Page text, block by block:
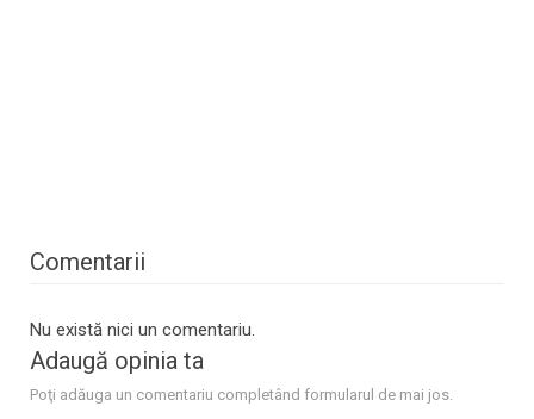
Comentarii
Nu există nici un comentariu.
Adaugă opinia ta
Poţi adăuga un comentariu completând formularul de mai jos.